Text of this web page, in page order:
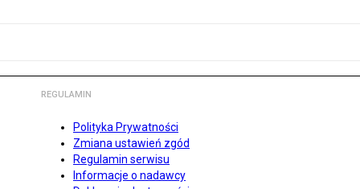
REGULAMIN
Polityka Prywatności
Zmiana ustawień zgód
Regulamin serwisu
Informacje o nadawcy